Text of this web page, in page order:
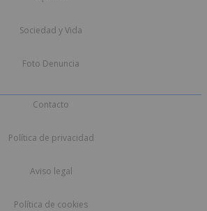
Sociedad y Vida
Foto Denuncia
Contacto
Política de privacidad
Aviso legal
Política de cookies